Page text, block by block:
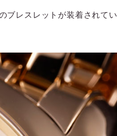
ブレスレットが装着されてい